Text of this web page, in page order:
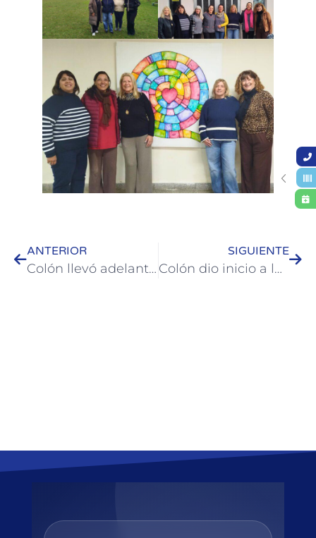
ANTERIOR
Colón llevó adelante una jornada de formación y sensibilización sobre consentimiento y vínculos respetuosos
SIGUIENTE
Colón dio inicio a la Semana de la Educación Vial con charlas de concientización en escuelas secundarias